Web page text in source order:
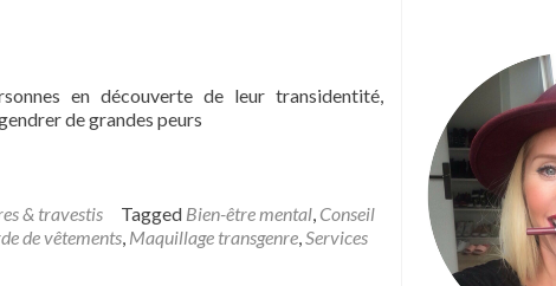
en découverte de leur transidentité,
de grandes peurs
& travestis Tagged Bien-être mental, Conseil
de vêtements, Maquillage transgenre,Services